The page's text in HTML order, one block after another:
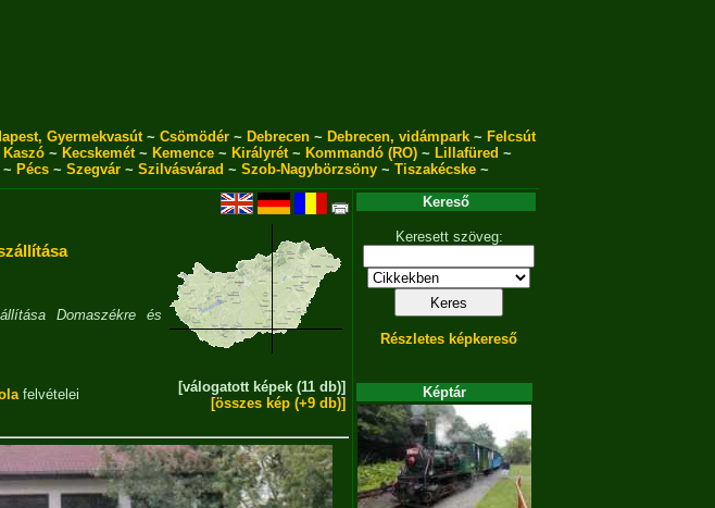
Gyermekvasút~ Csömödér~ Debrecen~ Debrecen, vidámpark~ Felcsút
Kaszó ~ Kecskemét~ Kemence ~ Királyrét~ Kommandó (RO) ~ Lillafüred ~
Pécs~ Szegvár~ Szilvásvárad ~ Szob-Nagybörzsöny~ Tiszakécske~
Domaszékre és
felvételei
[válogatott képek (11 db)]
[összes kép (+9 db)]
Kereső
Keresett szöveg:
Részletes képkereső
Képtár